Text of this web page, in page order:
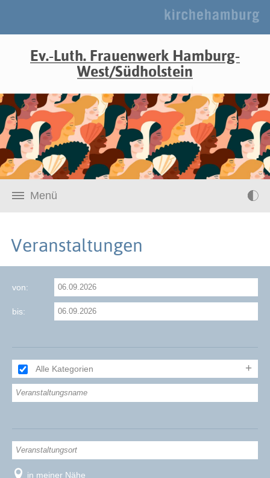
Ev.-Luth. Frauenwerk Hamburg-
West/Südholstein
Menü
Veranstaltungen
von:
bis:
Alle Kategorien
in meiner Nähe